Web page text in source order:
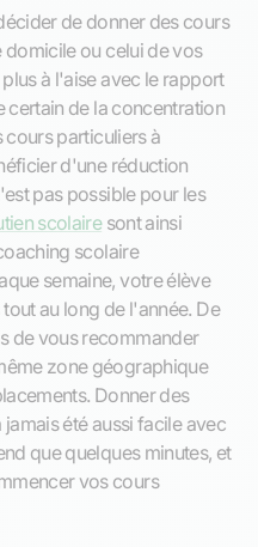
de donner des cours
ou celui de vos
à l'aise avec le rapport
certain de la concentration
cours particuliers à
d'une réduction
pas possible pour les
scolairesont ainsi
scolaire
semaine, votre élève
au long de l'année. De
de vous recommander
zone géographique
Donner des
été aussi facile avec
que quelques minutes, et
vos cours